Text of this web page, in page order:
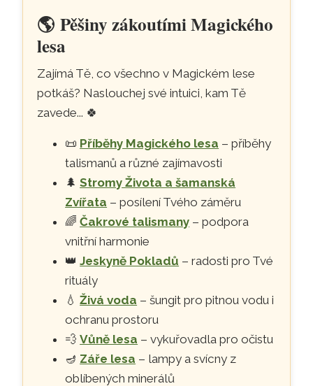
🌎Pěšiny zákoutími Magického
lesa
Zajímá Tě, co všechno v Magickém lese
potkáš? Naslouchej své intuici, kam Tě
zavede... 🍀
📜 Příběhy Magického lesa – příběhy
talismanů a různé zajímavosti
🌲Stromy Života a šamanská
Zvířata – posílení Tvého záměru
🌈Čakrové talismany – podpora
vnitřní harmonie
👑Jeskyně Pokladů – radosti pro Tvé
rituály
💧Živá voda – šungit pro pitnou vodu i
ochranu prostoru
💨Vůně lesa – vykuřovadla pro očistu
🪔 Záře lesa – lampy a svícny z
oblíbených minerálů